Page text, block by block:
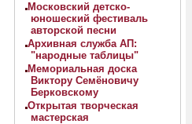
Московский детско-
юношеский фестиваль
авторской песни
Архивная служба АП:
"народные таблицы"
Мемориальная доска
Виктору Семёновичу
Берковскому
Открытая творческая
мастерская